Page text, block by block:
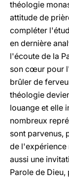
théologie
attitude de
compléter
en dernière
l'écoute de la
son cœur pour
brûler de
théologie
louange et elle
nombreux
sont parvenus,
de l'expérience
aussi une
Parole de